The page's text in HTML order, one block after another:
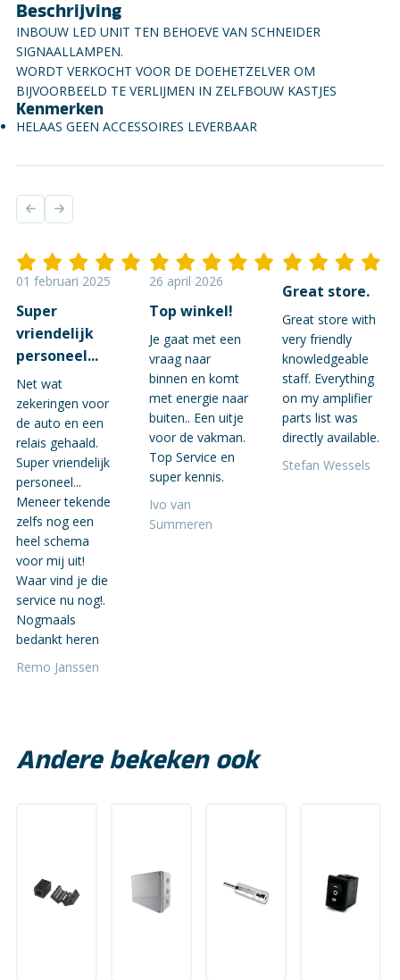
Beschrijving
INBOUW LED UNIT TEN BEHOEVE VAN SCHNEIDER
SIGNAALLAMPEN.
WORDT VERKOCHT VOOR DE DOEHETZELVER OM
BIJVOORBEELD TE VERLIJMEN IN ZELFBOUW KASTJES
Kenmerken
HELAAS GEEN ACCESSOIRES LEVERBAAR
01 februari 2025
Super
vriendelijk
personeel...
Net wat
zekeringen voor
de auto en een
relais gehaald.
Super vriendelijk
personeel...
Meneer tekende
zelfs nog een
heel schema
voor mij uit!
Waar vind je die
service nu nog!.
Nogmaals
bedankt heren
Remo Janssen
26 april 2026
Top winkel!
Je gaat met een
vraag naar
binnen en komt
met energie naar
buiten.. Een uitje
voor de vakman.
Top Service en
super kennis.
Ivo van
Summeren
Great store.
Great store with
very friendly
knowledgeable
staff. Everything
on my amplifier
parts list was
directly available.
Stefan Wessels
Andere bekeken ook